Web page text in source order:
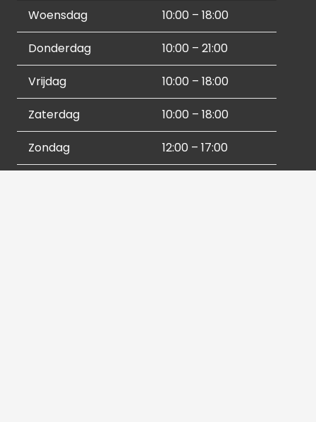
Woensdag 10:00 – 18:00
Donderdag 10:00 – 21:00
Vrijdag 10:00 – 18:00
Zaterdag 10:00 – 18:00
Zondag 12:00 – 17:00